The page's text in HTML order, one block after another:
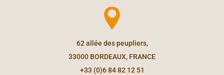
62 allée des peupliers,
33000 BORDEAUX, FRANCE
+33 (0)6 84 82 12 51